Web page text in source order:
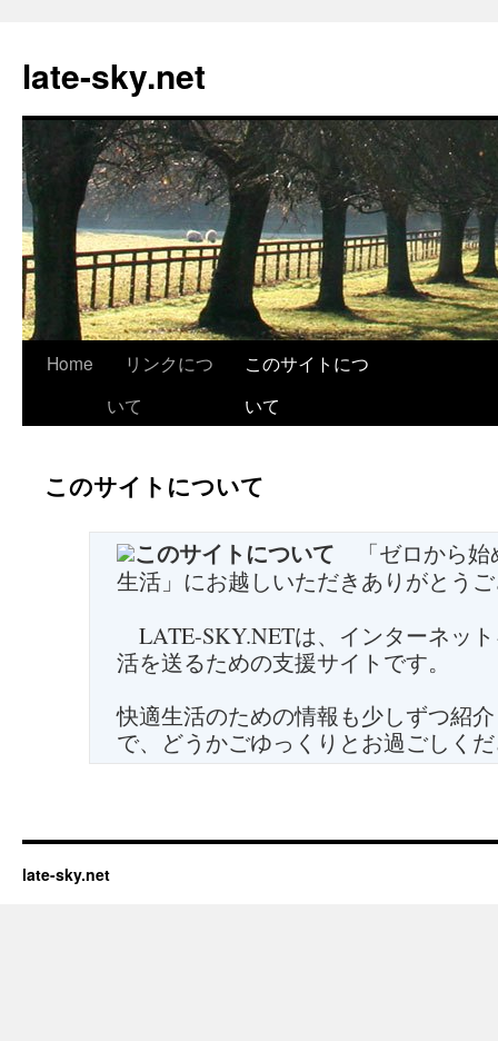
late-sky.net
Skip
Home
リンクにつ
いて
このサイトにつ
いて
このサイトについて
このサイトについて 「ゼロから始
生活」にお越しいただきありがとう
LATE-SKY.NETは、インターネッ
活を送るための支援サイトです。
快適生活のための情報も少しずつ紹
で、どうかごゆっくりとお過ごしく
late-sky.net